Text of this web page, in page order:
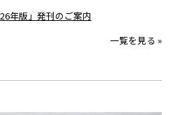
年版」発刊のご案内
一覧を見る »